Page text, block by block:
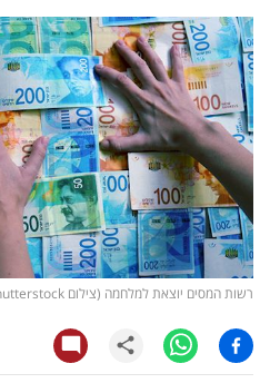
מדדים
ומחקרים
דעות
רכילות
עסקית
קריפטו
ויראלי
טלוויזיה
רשות המסים יוצאת למלחמה (צילום shutterstock)